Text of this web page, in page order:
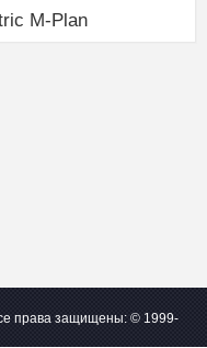
M-Plan
права защищены: © 1999-